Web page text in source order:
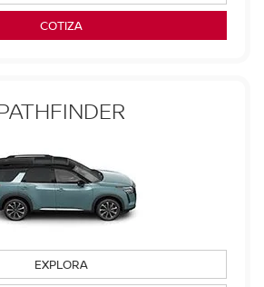
COTIZA
EXPLORA